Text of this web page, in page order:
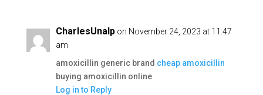
CharlesUnalp on November 24, 2023 at 11:47
am
amoxicillin generic brand cheap amoxicillin
buying amoxicillin online
Log in to Reply